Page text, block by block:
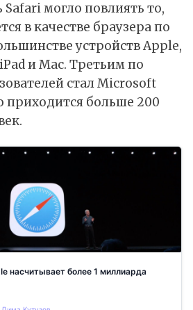
могло повлиять то,
в качестве браузера по
устройств Apple,
и Mac. Третьим по
стал Microsoft
приходится больше 200
насчитывает более 1 миллиарда